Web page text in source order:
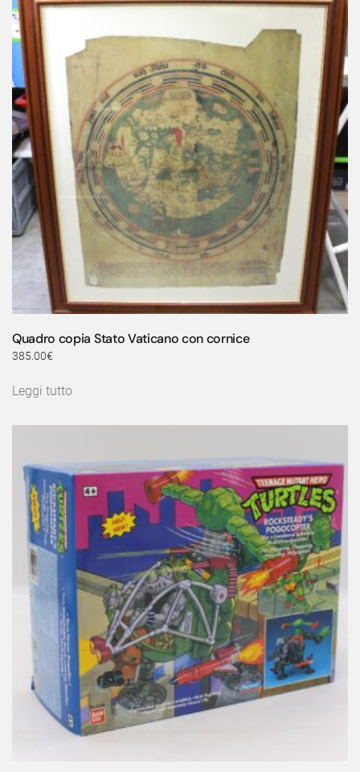
Quadro copia Stato Vaticano con cornice
385.00€
Leggi tutto